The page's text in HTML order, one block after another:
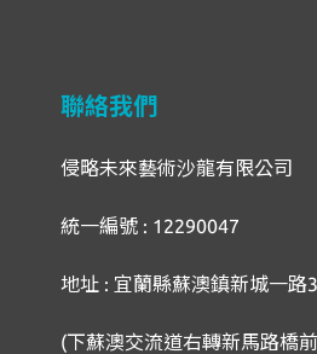
聯絡我們
侵略未來藝術沙龍有限公司
統一編號 : 12290047
地址 : 宜蘭縣蘇澳鎮新城一路
(下蘇澳交流道右轉新馬路橋